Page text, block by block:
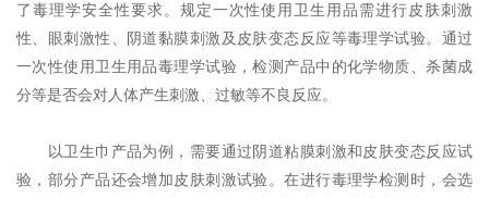
了毒理学安全性要求。规定一次性使用卫生用品需进行皮肤刺激
性、眼刺激性、阴道黏膜刺激及皮肤变态反应等毒理学试验。通过
一次性使用卫生用品毒理学试验，检测产品中的化学物质、杀菌成
分等是否会对人体产生刺激、过敏等不良反应。
以卫生巾产品为例，需要通过阴道粘膜刺激和皮肤变态反应试
验，部分产品还会增加皮肤刺激试验。在进行毒理学检测时，会选